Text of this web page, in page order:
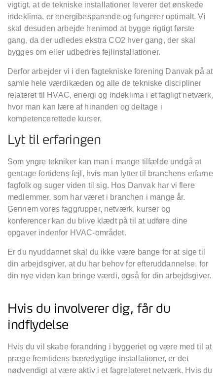
vigtigt, at de tekniske installationer leverer det ønskede
indeklima, er energibesparende og fungerer optimalt. Vi
skal desuden arbejde henimod at bygge rigtigt første
gang, da der udledes ekstra CO2 hver gang, der skal
bygges om eller udbedres fejlinstallationer.
Derfor arbejder vi i den fagtekniske forening Danvak på at
samle hele værdikæden og alle de tekniske discipliner
relateret til HVAC, energi og indeklima i et fagligt netværk,
hvor man kan lære af hinanden og deltage i
kompetencerettede kurser.
Lyt til erfaringen
Som yngre tekniker kan man i mange tilfælde undgå at
gentage fortidens fejl, hvis man lytter til branchens erfarne
fagfolk og suger viden til sig. Hos Danvak har vi flere
medlemmer, som har været i branchen i mange år.
Gennem vores faggrupper, netværk, kurser og
konferencer kan du blive klædt på til at udføre dine
opgaver indenfor HVAC-området.
Er du nyuddannet skal du ikke være bange for at sige til
din arbejdsgiver, at du har behov for efteruddannelse, for
din nye viden kan bringe værdi, også for din arbejdsgiver.
Hvis du involverer dig, får du
indflydelse
Hvis du vil skabe forandring i byggeriet og være med til at
præge fremtidens bæredygtige installationer, er det
nødvendigt at være aktiv i et fagrelateret netværk. Hvis du